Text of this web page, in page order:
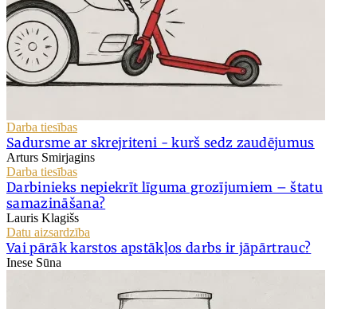
Darba tiesības
Sadursme ar skrejriteni - kurš sedz zaudējumus
Arturs Smirjagins
Darba tiesības
Darbinieks nepiekrīt līguma grozījumiem – štatu
samazināšana?
Lauris Klagišs
Datu aizsardzība
Vai pārāk karstos apstākļos darbs ir jāpārtrauc?
Inese Sūna